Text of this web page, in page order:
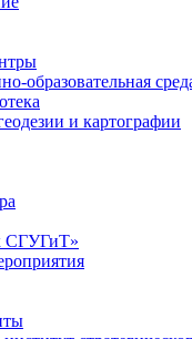
образовательная
и картографии
СГУГиТ»